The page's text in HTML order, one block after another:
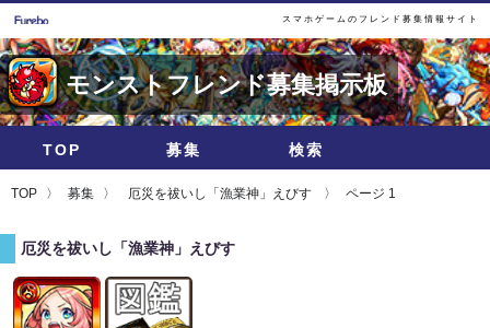
スマホゲームのフレンド募集情報サイト
モンストフレンド募集掲示板
TOP 募集 検索
TOP 募集 厄災を祓いし「漁業神」えびす ページ 1
厄災を祓いし「漁業神」えびす